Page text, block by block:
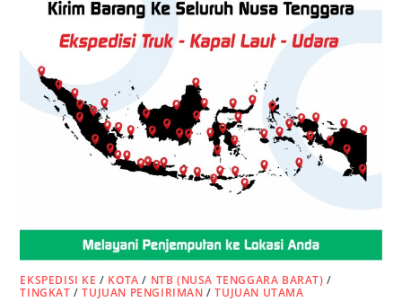
EKSPEDISI KE / KOTA / NTB (NUSA TENGGARA BARAT) /
TINGKAT /TUJUAN PENGIRIMAN /TUJUAN UTAMA